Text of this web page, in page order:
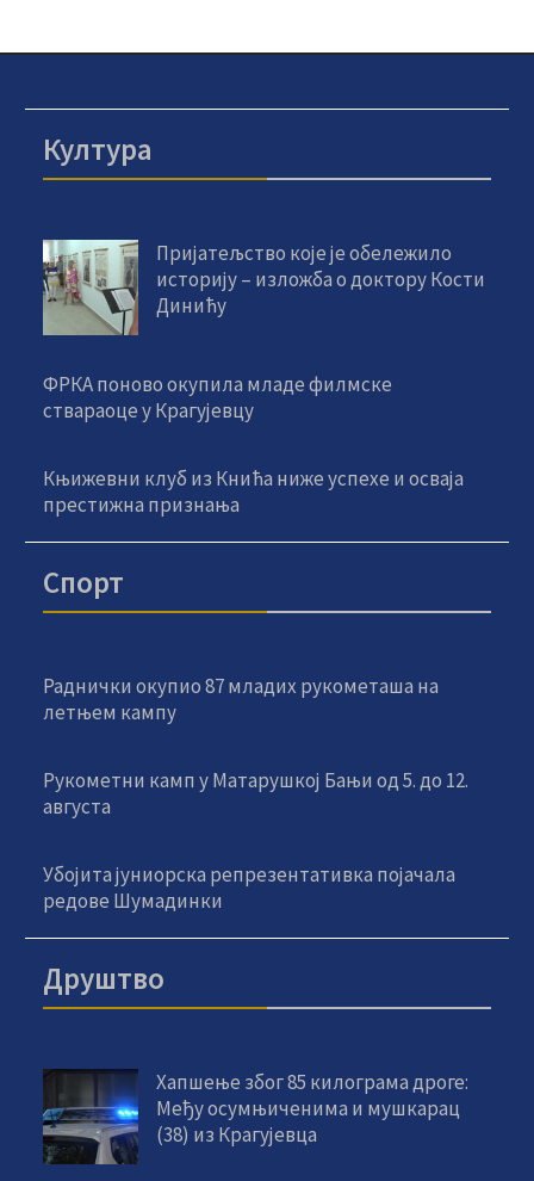
Култура
Пријатељство које је обележило
историју – изложба о доктору Кости
Динићу
ФРКА поново окупила младе филмске
ствараоце у Крагујевцу
Књижевни клуб из Кнића ниже успехе и осваја
престижна признања
Спорт
Раднички окупио 87 младих рукометаша на
летњем кампу
Рукометни камп у Матарушкој Бањи од 5. до 12.
августа
Убојита јуниорска репрезентативка појачала
редове Шумадинки
Друштво
Хапшење због 85 килограма дроге:
Међу осумњиченима и мушкарац
(38) из Крагујевца